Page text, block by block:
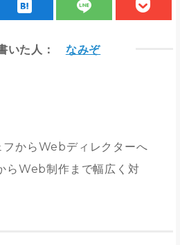
いた人： なみぞ
フからWebディレクターへ
らWeb制作まで幅広く対